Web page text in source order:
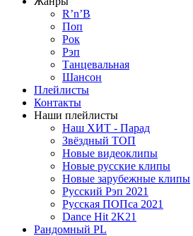
R’n’B
Поп
Рок
Рэп
Танцевальная
Шансон
Плейлисты
Контакты
Наши плейлисты
Наш ХИТ - Парад
Звёздный ТОП
Новые видеоклипы
Новые русские клипы
Новые зарубежные клипы
Русский Рэп 2021
Русская ПОПса 2021
Dance Hit 2K21
Рандомный PL